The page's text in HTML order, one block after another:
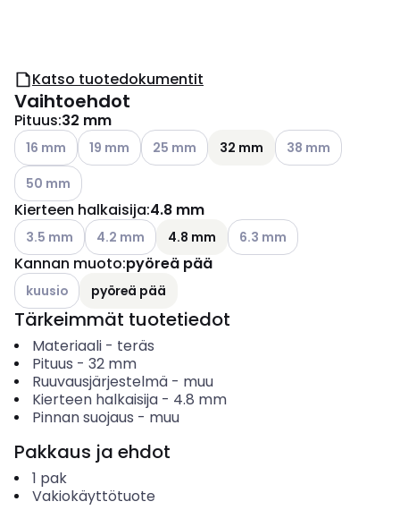
Katso tuotedokumentit
Vaihtoehdot
Pituus:32 mm
Katso käytettävissä olevat vaihtoehdot
16 mm Katso käytettävissä olevat vaihtoehdot
19 mm Katso käytettävissä olevat vaihtoehdot
25 mm 32 mm Katso
38 mm
Katso käytettävissä olevat vaihtoehdot
50 mm
Kierteen halkaisija:4.8 mm
Katso käytettävissä olevat vaihtoehdot
3.5 mm Katso käytettävissä olevat vaihtoehdot
4.2 mm 4.8 mm Katso käytettävissä olevat
6.3 mm
Kannan muoto:pyöreä pää
Katso käytettävissä olevat vaihtoehdot
kuusio pyöreä pää
Tärkeimmät tuotetiedot
Materiaali- teräs
Pituus - 32 mm
Ruuvausjärjestelmä- muu
Kierteen halkaisija- 4.8 mm
Pinnan suojaus - muu
Pakkaus ja ehdot
1 pak
Vakiokäyttötuote